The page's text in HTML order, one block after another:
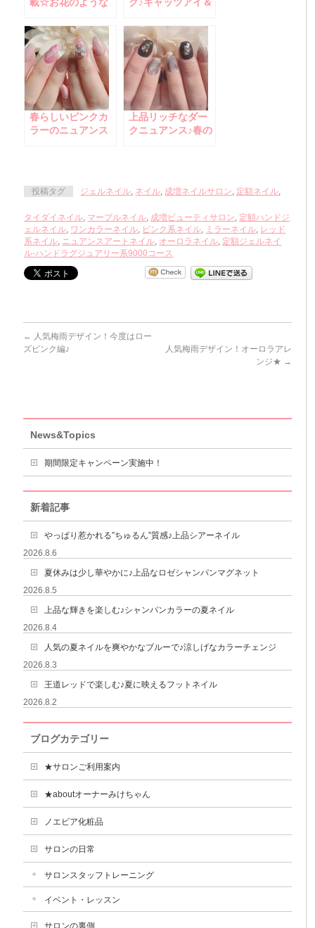
雨ネイル
ムネイル
春らしいピンクカ
ラーのニュアンス
上品リッチなダー
クニュアンス♪春の
投稿タグ ジェルネイル, ネイル, 成増ネイルサロン, 定額ネイル,
タイダイネイル, マーブルネイル, 成増ビューティサロン, 定額ハンドジ
ェルネイル, ワンカラーネイル, ピンク系ネイル, ミラーネイル, レッド
系ネイル, ニュアンスアートネイル, オーロラネイル, 定額ジェルネイ
ル-ハンドラグジュアリー系9000コース
← 人気梅雨デザイン！今度はロー
ズピンク編♪
人気梅雨デザイン！オーロラアレ
ンジ★ →
News&Topics
期間限定キャンペーン実施中！
新着記事
やっぱり惹かれる”ちゅるん”質感♪上品シアーネイル
2026.8.6
夏休みは少し華やかに♪上品なロゼシャンパンマグネット
2026.8.5
上品な輝きを楽しむ♪シャンパンカラーの夏ネイル
2026.8.4
人気の夏ネイルを爽やかなブルーで♪涼しげなカラーチェンジ
2026.8.3
王道レッドで楽しむ♪夏に映えるフットネイル
2026.8.2
ブログカテゴリー
★サロンご利用案内
★aboutオーナーみけちゃん
ノエビア化粧品
サロンの日常
サロンスタッフトレーニング
イベント・レッスン
サロンの裏側